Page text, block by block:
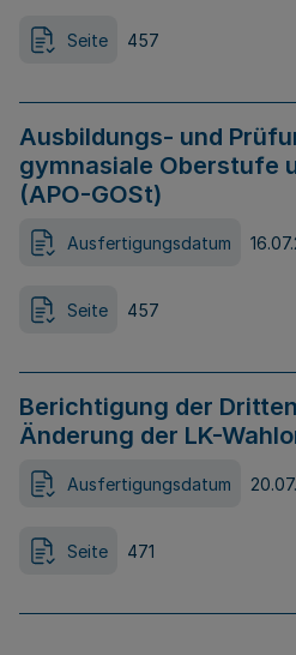
Seite 457
Ausbildungs- und
gymnasiale Oberstufe
(APO-GOSt)
Ausfertigungsdatum
Seite 457
Berichtigung der
Änderung der LK-
Ausfertigungsdatum
Seite 471